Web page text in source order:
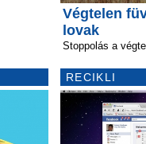
Végtelen
lovak
Stoppolás a
RECIKLI